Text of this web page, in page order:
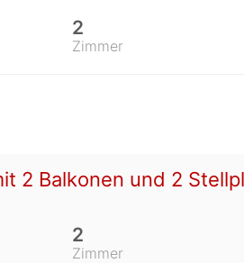
Zimmer
2
2 Balkonen und 2
Zimmer
2